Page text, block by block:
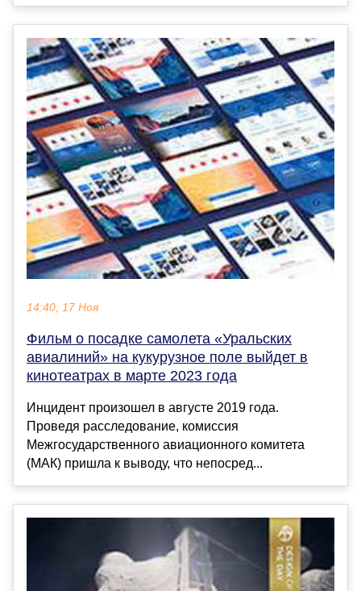
14:40, 17 Ноя
Фильм о посадке самолета «Уральских
авиалиний» на кукурузное поле выйдет в
кинотеатрах в марте 2023 года
Инцидент произошел в августе 2019 года.
Проведя расследование, комиссия
Межгосударственного авиационного комитета
(МАК) пришла к выводу, что непосред...